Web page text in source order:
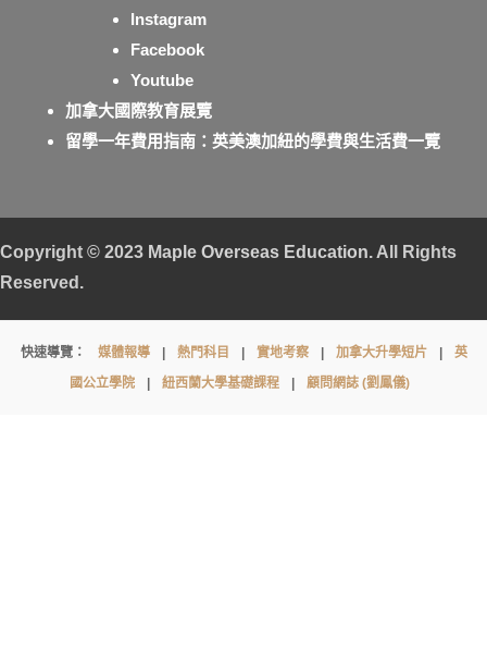
Instagram
Facebook
Youtube
加拿大國際教育展覽
留學一年費用指南：英美澳加紐的學費與生活費一覽
Copyright © 2023 Maple Overseas Education. All Rights
Reserved.
Leighton
快速導覽： 媒體報導 | 熱門科目 | 實地考察 | 加拿大升學短片 |
英
國公立學院
| 紐西蘭大學基礎課程 | 顧問網誌 (劉鳳儀)